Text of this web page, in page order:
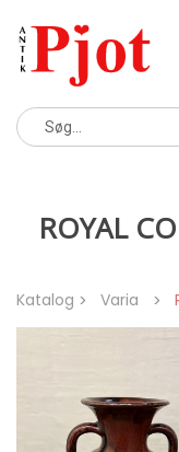
ROYAL
Katalog Varia